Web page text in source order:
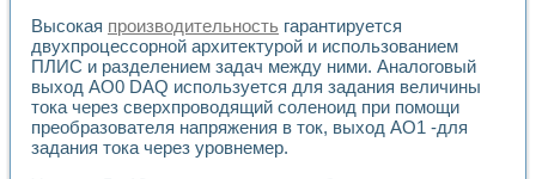
Высокая производительность гарантируется
двухпроцессорной архитектурой и использованием
ПЛИС и разделением задач между ними. Аналоговый
выход АО0 DAQ используется для задания величины
тока через сверхпроводящий соленоид при помощи
преобразователя напряжения в ток, выход АО1 -для
задания тока через уровнемер.